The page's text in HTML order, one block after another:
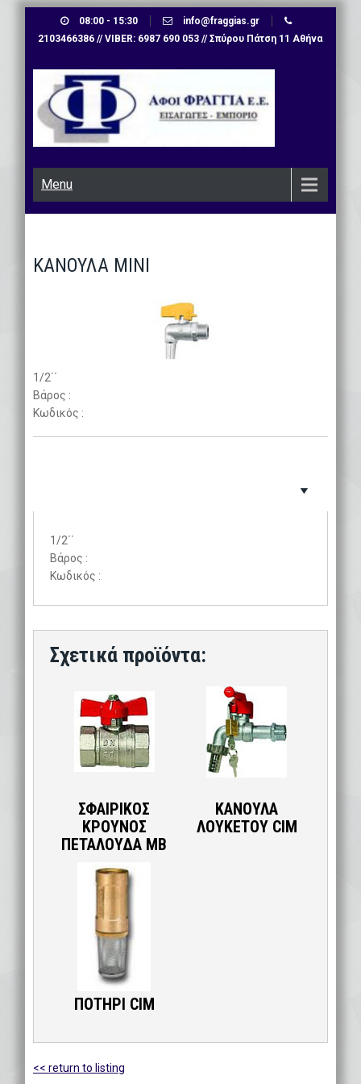
08:00 - 15:30
info@fraggias.gr
2103466386 // VIBER: 6987 690 053 // Σπύρου Πάτση 11 Αθήνα
Menu
ΚΑΝΟΥΛΑ ΜΙΝΙ
1/2΄΄
Βάρος :
Κωδικός :
1/2΄΄
Βάρος :
Κωδικός :
ΣΦΑΙΡΙΚΟΣ
ΚΡΟΥΝΟΣ
ΠΕΤΑΛΟΥΔΑ ΜΒ
ΚΑΝΟΥΛΑ
ΛΟΥΚΕΤΟΥ CIM
ΠΟΤΗΡΙ CIM
<< return to listing